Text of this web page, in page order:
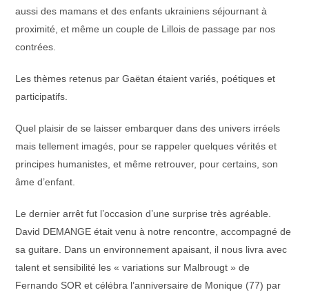
aussi des mamans et des enfants ukrainiens séjournant à
proximité, et même un couple de Lillois de passage par nos
contrées.
Les thèmes retenus par Gaëtan étaient variés, poétiques et
participatifs.
Quel plaisir de se laisser embarquer dans des univers irréels
mais tellement imagés, pour se rappeler quelques vérités et
principes humanistes, et même retrouver, pour certains, son
âme d’enfant.
Le dernier arrêt fut l’occasion d’une surprise très agréable.
David DEMANGE était venu à notre rencontre, accompagné de
sa guitare. Dans un environnement apaisant, il nous livra avec
talent et sensibilité les « variations sur Malbrougt » de
Fernando SOR et célébra l’anniversaire de Monique (77) par